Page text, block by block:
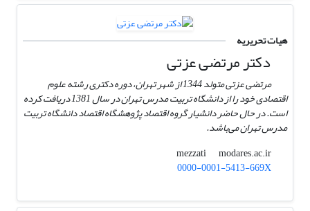
هیات تحریریه
دکتر مرتضی عزتی
مرتضی عزتی متولد 1344 از شهر تهران، دوره دکتری رشته علوم
اقتصادی خود را از دانشگاه تربیت مدرس تهران در سال 1381 دریافت کرده
است. در حال حاضر دانشیار گروه اقتصاد پژوهشگاه اقتصاد دانشگاه تربیت
مدرس تهران می‌باشد.
mezzati
modares.ac.ir
0000-0001-5413-669X